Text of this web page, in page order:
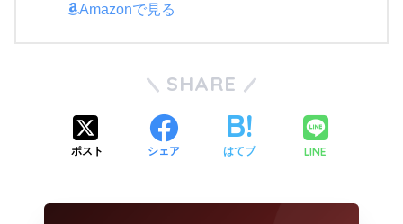
Amazonで見る
SHARE
ポスト シェア はてブ LINE